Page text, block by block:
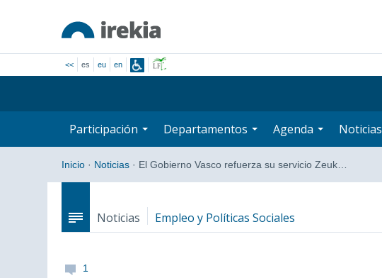
<< es eu en
Participación Departamentos Agenda Noticias
Inicio · Noticias · El Gobierno Vasco refuerza su servicio Zeuk…
Noticias Empleo y Políticas Sociales
1